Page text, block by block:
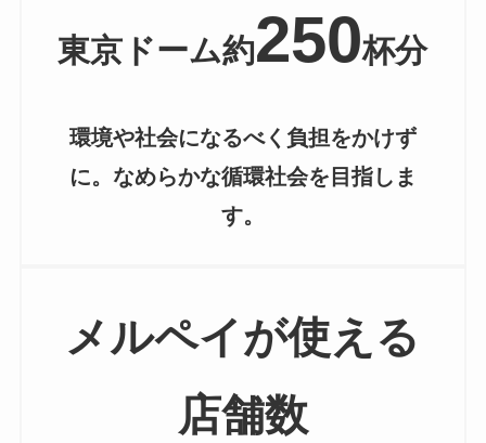
東京ドーム約250杯分
環境や社会になるべく負担をかけず
に。なめらかな循環社会を目指しま
す。
メルペイが使える
店舗数